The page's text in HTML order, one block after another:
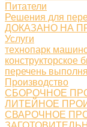
Питатели
Решения для
ДОКАЗАНО НА
Услуги
технопарк
конструкторское
перечень
Производство
СБОРОЧНОЕ
ЛИТЕЙНОЕ
СВАРОЧНОЕ